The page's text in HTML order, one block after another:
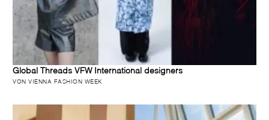
Global Threads VFW International designers
VON VIENNA FASHION WEEK